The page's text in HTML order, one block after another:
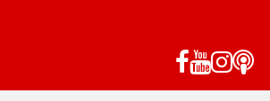
Facebook
YouTube